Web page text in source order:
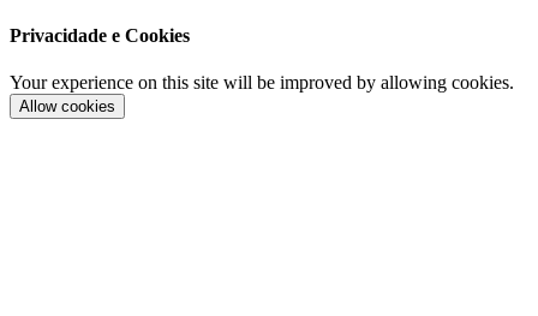
Privacidade e Cookies
Your experience on this site will be improved by allowing cookies.
Allow cookies